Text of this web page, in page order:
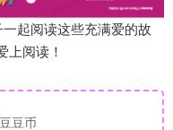
起阅读这些充满爱的故
上阅读！
豆豆币